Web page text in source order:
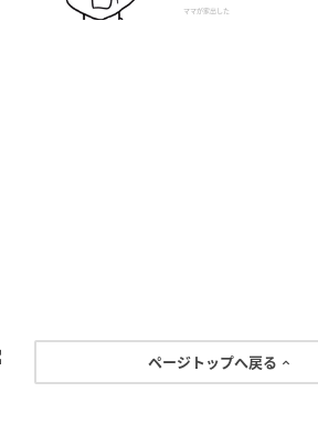
ママが家出した
ページトップへ戻る